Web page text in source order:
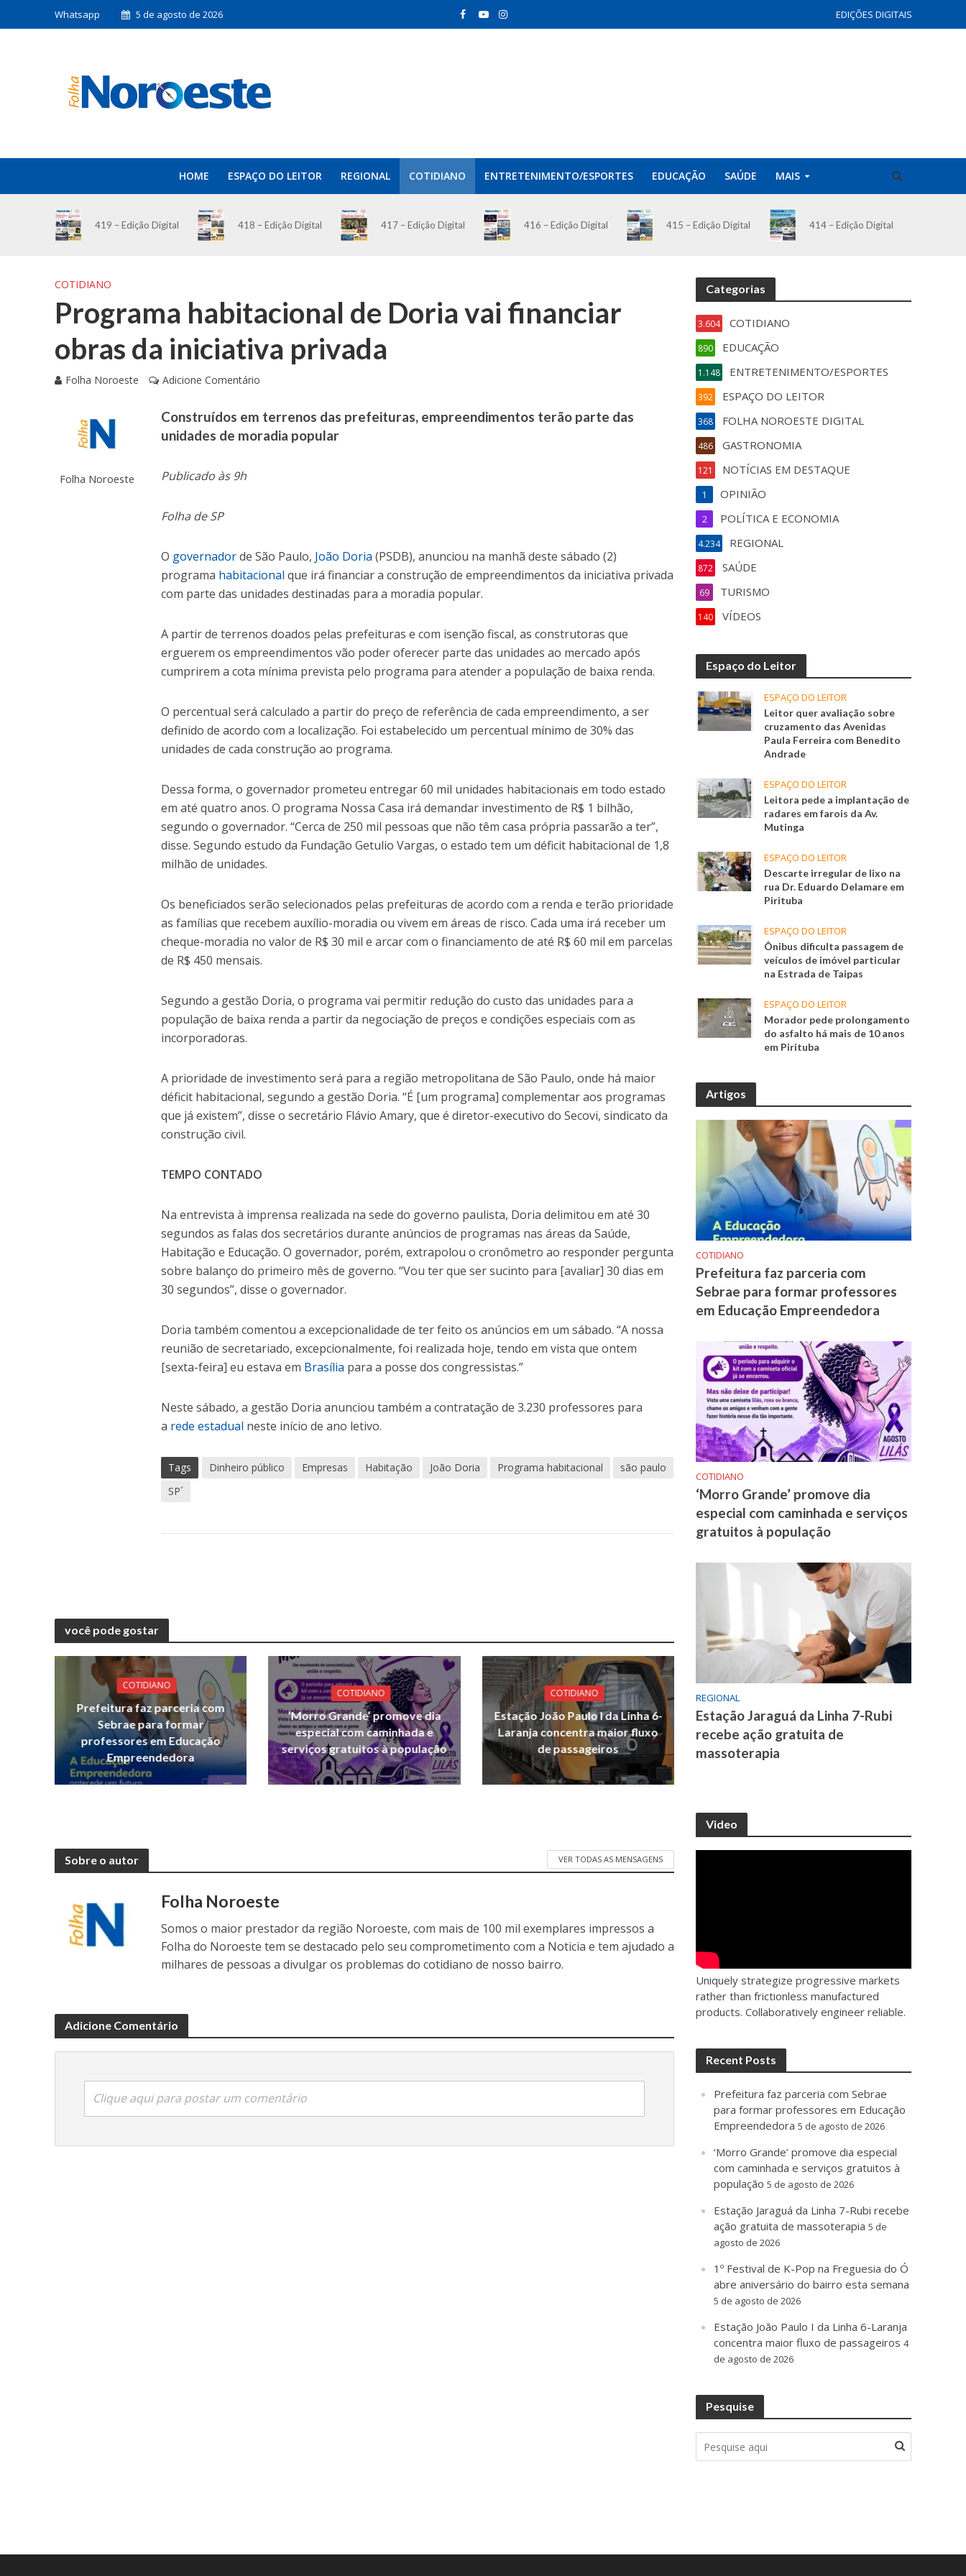
Whatsapp 5 de agosto de 2026 EDIÇÕES DIGITAIS
HOME ESPAÇO DO LEITOR REGIONAL COTIDIANO ENTRETENIMENTO/ESPORTES EDUCAÇÃO SAÚDE MAIS
419 – Edição Digital 418 – Edição Digital 417 – Edição Digital 416 – Edição Digital 415 – Edição Digital 414 – Edição Digital
COTIDIANO
Programa habitacional de Doria vai financiar
obras da iniciativa privada
Folha Noroeste Adicione Comentário
Folha Noroeste
Construídos em terrenos das prefeituras, empreendimentos terão parte das
unidades de moradia popular
Publicado às 9h
Folha de SP
​O governadorde São Paulo, João Doria(PSDB), anunciou na manhã deste sábado (2)
programa habitacional que irá financiar a construção de empreendimentos da iniciativa privada
com parte das unidades destinadas para a moradia popular.
A partir de terrenos doados pelas prefeituras e com isenção fiscal, as construtoras que
erguerem os empreendimentos vão poder oferecer parte das unidades ao mercado após
cumprirem a cota mínima prevista pelo programa para atender a população de baixa renda.
O percentual será calculado a partir do preço de referência de cada empreendimento, a ser
definido de acordo com a localização. Foi estabelecido um percentual mínimo de 30% das
unidades de cada construção ao programa.
Dessa forma, o governador prometeu entregar 60 mil unidades habitacionais em todo estado
em até quatro anos. O programa Nossa Casa irá demandar investimento de R$ 1 bilhão,
segundo o governador. “Cerca de 250 mil pessoas que não têm casa própria passarão a ter”,
disse. Segundo estudo da Fundação Getulio Vargas, o estado tem um déficit habitacional de 1,8
milhão de unidades.
Os beneficiados serão selecionados pelas prefeituras de acordo com a renda e terão prioridade
as famílias que recebem auxílio-moradia ou vivem em áreas de risco. Cada uma irá receber um
cheque-moradia no valor de R$ 30 mil e arcar com o financiamento de até R$ 60 mil em parcelas
de R$ 450 mensais.
Segundo a gestão Doria, o programa vai permitir redução do custo das unidades para a
população de baixa renda a partir da negociação de preços e condições especiais com as
incorporadoras.
A prioridade de investimento será para a região metropolitana de São Paulo, onde há maior
déficit habitacional, segundo a gestão Doria. “É [um programa] complementar aos programas
que já existem”, disse o secretário Flávio Amary, que é diretor-executivo do Secovi, sindicato da
construção civil.
TEMPO CONTADO
Na entrevista à imprensa realizada na sede do governo paulista, Doria delimitou em até 30
segundos as falas dos secretários durante anúncios de programas nas áreas da Saúde,
Habitação e Educação. O governador, porém, extrapolou o cronômetro ao responder pergunta
sobre balanço do primeiro mês de governo. “Vou ter que ser sucinto para [avaliar] 30 dias em
30 segundos”, disse o governador.
Doria também comentou a excepcionalidade de ter feito os anúncios em um sábado. “A nossa
reunião de secretariado, excepcionalmente, foi realizada hoje, tendo em vista que ontem
[sexta-feira] eu estava em Brasília para a posse dos congressistas.”
Neste sábado, a gestão Doria anunciou também a contratação de 3.230 professores para
a rede estadual neste início de ano letivo.
Tags Dinheiro público Empresas Habitação João Doria Programa habitacional
são paulo
SP´
você pode gostar
COTIDIANO
Prefeitura faz parceria com
Sebrae para formar
professores em Educação
Empreendedora
COTIDIANO
‘Morro Grande’ promove dia
especial com caminhada e
serviços gratuitos à população
COTIDIANO
Estação João Paulo I da Linha 6-
Laranja concentra maior fluxo
de passageiros
Sobre o autor VER TODAS AS MENSAGENS
Folha Noroeste
Somos o maior prestador da região Noroeste, com mais de 100 mil exemplares impressos a
Folha do Noroeste tem se destacado pelo seu comprometimento com a Noticia e tem ajudado a
milhares de pessoas a divulgar os problemas do cotidiano de nosso bairro.
Adicione Comentário
Clique aqui para postar um comentário
Categorias
COTIDIANO
3.604
EDUCAÇÃO
890
ENTRETENIMENTO/ESPORTES
1.148
ESPAÇO DO LEITOR
392
FOLHA NOROESTE DIGITAL
368
GASTRONOMIA
486
NOTÍCIAS EM DESTAQUE
121
OPINIÃO
1
POLÍTICA E ECONOMIA
2
REGIONAL
4.234
SAÚDE
872
TURISMO
69
VÍDEOS
140
Espaço do Leitor
ESPAÇO DO LEITOR
Leitor quer avaliação sobre
cruzamento das Avenidas
Paula Ferreira com Benedito
Andrade
ESPAÇO DO LEITOR
Leitora pede a implantação de
radares em farois da Av.
Mutinga
ESPAÇO DO LEITOR
Descarte irregular de lixo na
rua Dr. Eduardo Delamare em
Pirituba
ESPAÇO DO LEITOR
Ônibus dificulta passagem de
veículos de imóvel particular
na Estrada de Taipas
ESPAÇO DO LEITOR
Morador pede prolongamento
do asfalto há mais de 10 anos
em Pirituba
Artigos
COTIDIANO
Prefeitura faz parceria com
Sebrae para formar professores
em Educação Empreendedora
COTIDIANO
‘Morro Grande’ promove dia
especial com caminhada e serviços
gratuitos à população
REGIONAL
Estação Jaraguá da Linha 7-Rubi
recebe ação gratuita de
massoterapia
Video
Uniquely strategize progressive markets
rather than frictionless manufactured
products. Collaboratively engineer reliable.
Recent Posts
Prefeitura faz parceria com Sebrae
para formar professores em Educação
Empreendedora 5 de agosto de 2026
‘Morro Grande’ promove dia especial
com caminhada e serviços gratuitos à
população 5 de agosto de 2026
Estação Jaraguá da Linha 7-Rubi recebe
ação gratuita de massoterapia 5 de
agosto de 2026
1º Festival de K-Pop na Freguesia do Ó
abre aniversário do bairro esta semana
5 de agosto de 2026
Estação João Paulo I da Linha 6-Laranja
concentra maior fluxo de passageiros 4
de agosto de 2026
Pesquise